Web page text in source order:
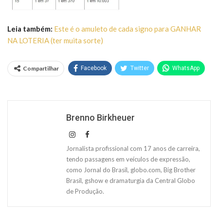
Leia também: Este é o amuleto de cada signo para GANHAR
NA LOTERIA (ter muita sorte)
Compartilhar Facebook Twitter WhatsApp
Brenno Birkheuer
Jornalista profissional com 17 anos de carreira,
tendo passagens em veículos de expressão,
como Jornal do Brasil, globo.com, Big Brother
Brasil, gshow e dramaturgia da Central Globo
de Produção.